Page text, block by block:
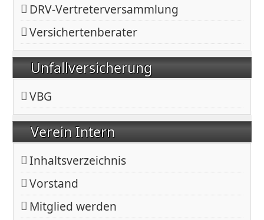
DRV-Vertreterversammlung
Versichertenberater
Unfallversicherung
VBG
Verein Intern
Inhaltsverzeichnis
Vorstand
Mitglied werden